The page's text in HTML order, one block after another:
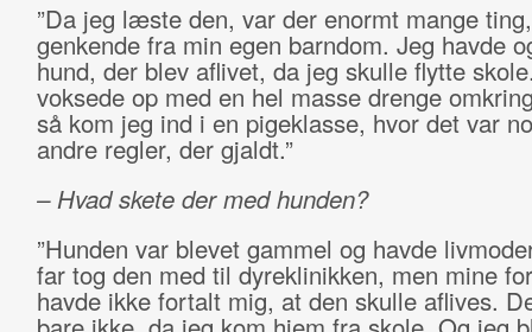
”Da jeg læste den, var der enormt mange
genkende fra min egen barndom. Jeg havde
hund, der blev aflivet, da jeg skulle flytte
voksede op med en hel masse drenge
så kom jeg ind i en pigeklasse, hvor det var
andre regler, der gjaldt.”
– Hvad skete der med hunden?
”Hunden var blevet gammel og havde
far tog den med til dyreklinikken, men mine
havde ikke fortalt mig, at den skulle aflives.